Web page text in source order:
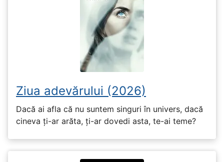
Ziua adevărului (2026)
Dacă ai afla că nu suntem singuri în univers, dacă
cineva ți-ar arăta, ți-ar dovedi asta, te-ai teme?